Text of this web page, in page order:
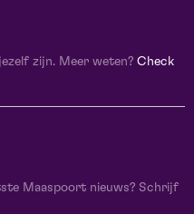
zijn. Meer weten? Check
Maaspoort nieuws? Schrijf